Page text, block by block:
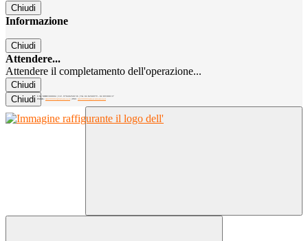
Chiudi
Informazione
Chiudi
Attendere...
Attendere il completamento dell'operazione...
Chiudi
Chiudi
C.M. MIRC300004 | C.F. 97040260156 | Tel. 02.8260979 - 02.89300137
EMAIL: mirc300004@istruzione.it | PEC: mirc300004@pec.istruzione.it